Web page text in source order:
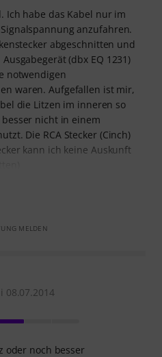
Ich habe das Kabel nur im
anzufahren.
abgeschnitten und
(dbx EQ 1231)
notwendigen
waren. Aufgefallen ist mir,
die Litzen im inneren so
nicht in einem
Die RCA Stecker (Cinch)
kann ich keine Auskunft
MELDEN
08.07.2014
oder noch besser